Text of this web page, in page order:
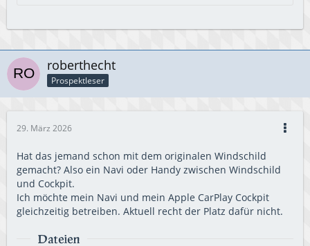
roberthecht
Prospektleser
29. März 2026
Hat das jemand schon mit dem originalen Windschild
gemacht? Also ein Navi oder Handy zwischen Windschild
und Cockpit.
Ich möchte mein Navi und mein Apple CarPlay Cockpit
gleichzeitig betreiben. Aktuell recht der Platz dafür nicht.
Dateien